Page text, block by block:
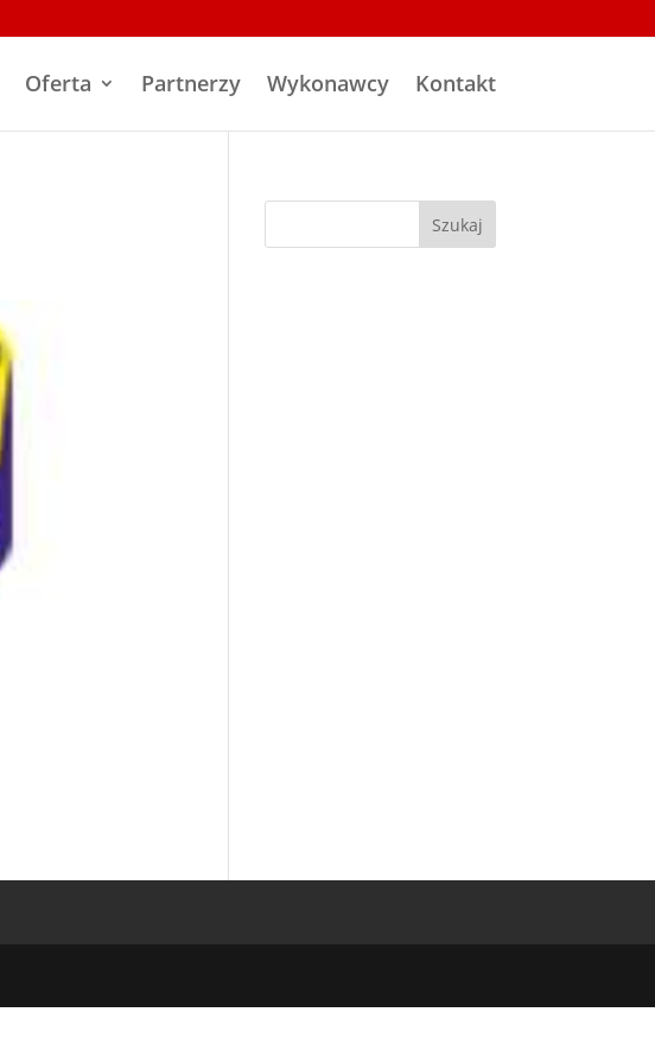
Oferta Partnerzy Wykonawcy Kontakt